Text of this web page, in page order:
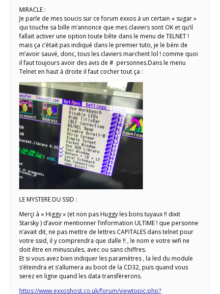
MIRACLE :
Je parle de mes soucis sur ce forum exxos à un certain « sugar »
qui touche sa bille m’annonce que mes claviers sont OK et qu’il
fallait activer une option toute bête dans le menu de TELNET !
mais ça c’était pas indiqué dans le premier tuto, je le béni de
m’avoir sauvé, donc, tous les claviers marchent lol ! comme quoi
il faut toujours avoir des avis de # personnes.Dans le menu
Telnet en haut à droite il faut cocher tout ça :
LE MYSTERE DU SSID :
Merçi à « Higgy » (et non pas Huggy les bons tuyaux !! dixit
Starsky ) d’avoir mentionner l’information ULTIME ! que personne
n’avait dit, ne pas mettre de lettres CAPITALES dans telnet pour
votre ssid, il y comprendra que dalle !! , le nom e votre wifi ne
doit être en minuscules, avec ou sans chiffres.
Et si vous avez bien indiquer les paramètres , la led du module
s’éteindra et s’allumera au boot de la CD32, puis quand vous
serez en ligne quand les data transfèrerons.
https://www.exxoshost.co.uk/forum/viewtopic.php?